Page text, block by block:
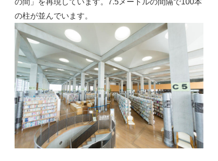
の柱が並んでいます。